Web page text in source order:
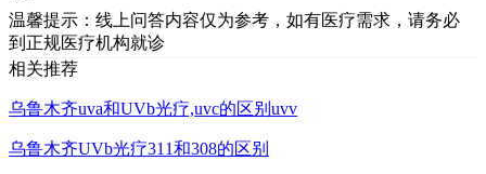
温馨提示：线上问答内容仅为参考，如有医疗需求，请务必
到正规医疗机构就诊
相关推荐
乌鲁木齐uva和UVb光疗,uvc的区别uvv
乌鲁木齐UVb光疗311和308的区别